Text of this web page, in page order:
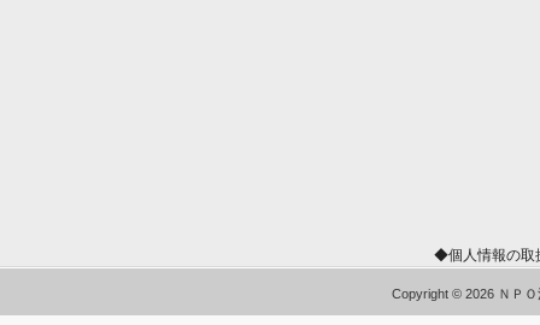
◆個人情報の
Copyright © 2026 ＮＰ